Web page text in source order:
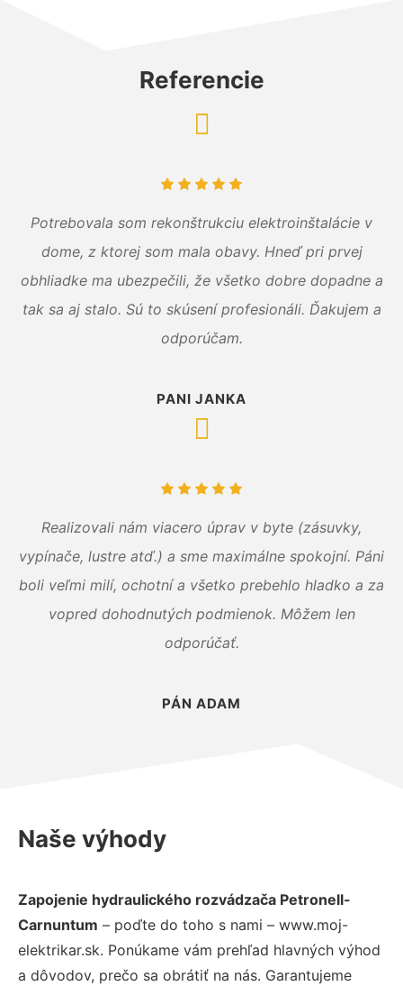
Referencie
Potrebovala som rekonštrukciu elektroinštalácie v
dome, z ktorej som mala obavy. Hneď pri prvej
obhliadke ma ubezpečili, že všetko dobre dopadne a
tak sa aj stalo. Sú to skúsení profesionáli. Ďakujem a
odporúčam.
PANI JANKA
Realizovali nám viacero úprav v byte (zásuvky,
vypínače, lustre atď.) a sme maximálne spokojní. Páni
boli veľmi milí, ochotní a všetko prebehlo hladko a za
vopred dohodnutých podmienok. Môžem len
odporúčať.
PÁN ADAM
Naše výhody
Zapojenie hydraulického rozvádzača Petronell-
Carnuntum – poďte do toho s nami – www.moj-
elektrikar.sk. Ponúkame vám prehľad hlavných výhod
a dôvodov, prečo sa obrátiť na nás. Garantujeme